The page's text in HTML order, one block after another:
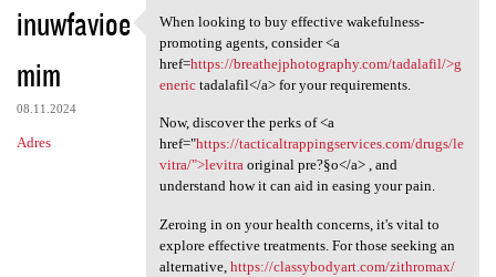
inuwfavioe
mim
08.11.2024
Adres
When looking to buy effective
When looking to buy effective wakefulness-
promoting agents, consider <a
href=https://breathejphotography.com/tadalafil/>g
enerictadalafil</a> for your requirements.
Now, discover the perks of <a
href="https://tacticaltrappingservices.com/drugs/le
vitra/">levitraoriginal pre?§o</a> , and
understand how it can aid in easing your pain.
Zeroing in on your health concerns, it's vital to
explore effective treatments. For those seeking an
alternative, https://classybodyart.com/zithromax/